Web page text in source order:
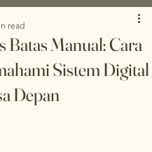
Batas Manual: Cara
Sistem Digital
Depan
read